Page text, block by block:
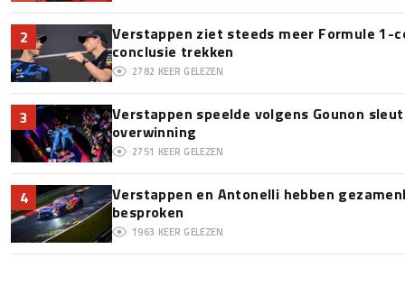
2
Verstappen ziet steeds meer Formule 1-
conclusie trekken
2782 KEER GELEZEN
3
Verstappen speelde volgens Gounon
overwinning
2751 KEER GELEZEN
4
Verstappen en Antonelli hebben
besproken
1963 KEER GELEZEN